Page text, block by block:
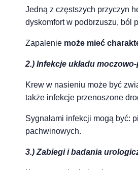
Jedną z częstszych przyczyn
dyskomfort w podbrzuszu, ból
Zapalenie może mieć
2.) Infekcje układu
Krew w nasieniu może być
także infekcje przenoszone
Sygnałami infekcji mogą być:
pachwinowych.
3.) Zabiegi i badania